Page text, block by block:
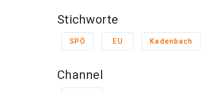
Stichworte
SPÖ EU Kadenbach
Channel